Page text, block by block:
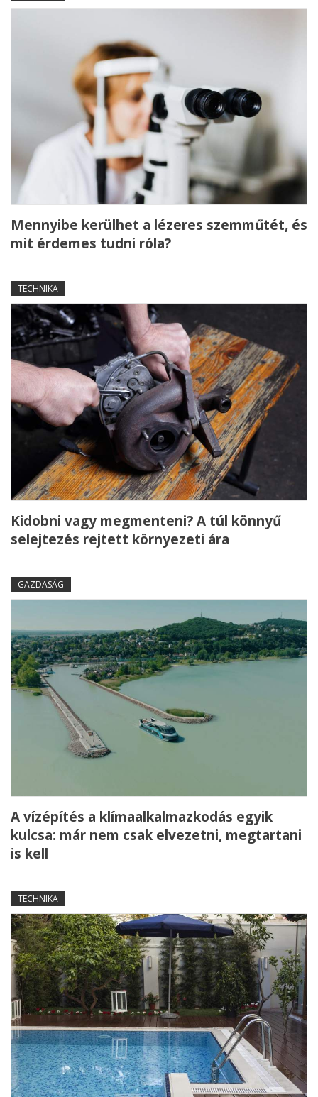
Mennyibe kerülhet a lézeres szemműtét, és
mit érdemes tudni róla?
TECHNIKA
Kidobni vagy megmenteni? A túl könnyű
selejtezés rejtett környezeti ára
GAZDASÁG
A vízépítés a klímaalkalmazkodás egyik
kulcsa: már nem csak elvezetni, megtartani
is kell
TECHNIKA